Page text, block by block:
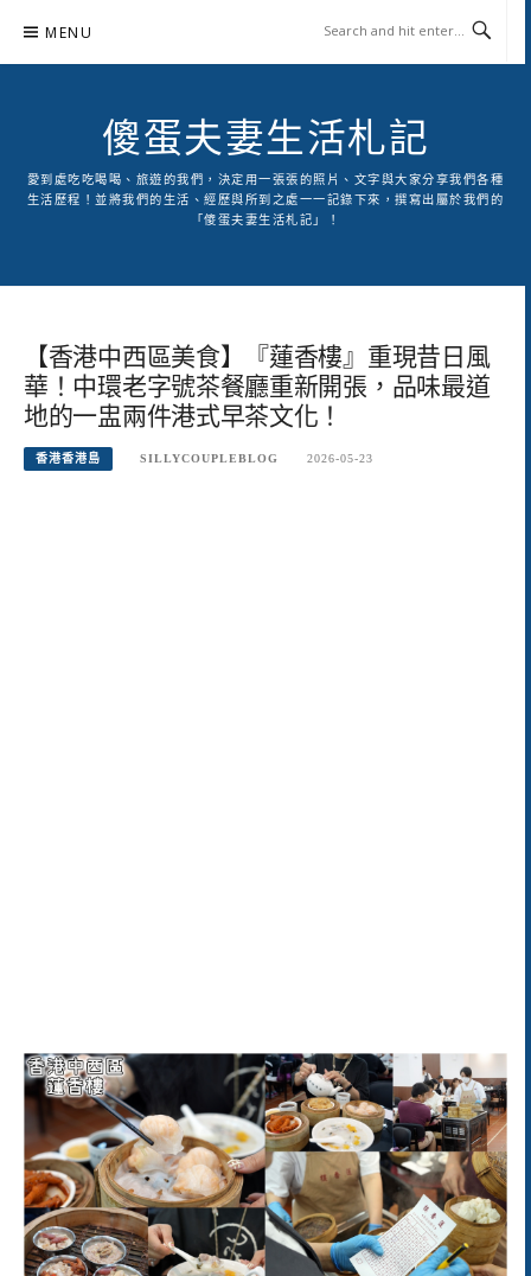
content
MENU
傻蛋夫妻生活札記
愛到處吃吃喝喝、旅遊的我們，決定用一張張的照片、文字與大家分享我們各種
生活歷程！並將我們的生活、經歷與所到之處一一記錄下來，撰寫出屬於我們的
「傻蛋夫妻生活札記」！
【香港中西區美食】『蓮香樓』重現昔日風
華！中環老字號茶餐廳重新開張，品味最道
地的一盅兩件港式早茶文化！
香港香港島 SILLYCOUPLEBLOG 2026-05-23